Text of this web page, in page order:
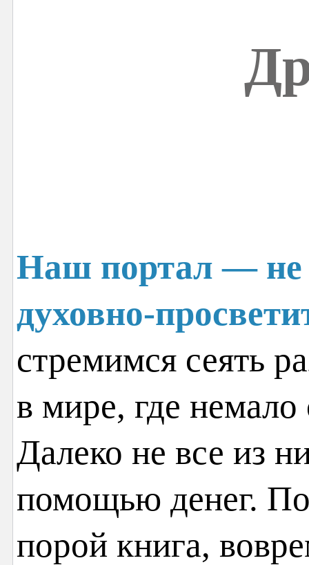
Наш портал — не
духовно-
стремимся сеять
в мире, где
Далеко не все из
помощью денег.
порой книга,